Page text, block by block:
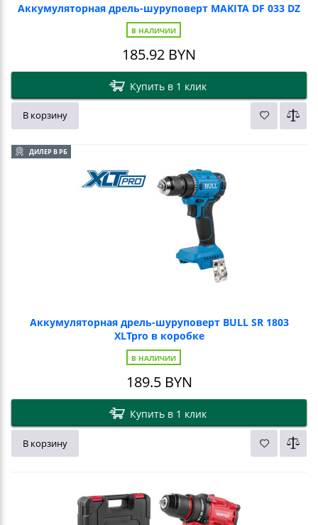
Аккумуляторная дрель-шуруповерт MAKITA DF 033 DZ
В НАЛИЧИИ
185.92 BYN
Купить в 1 клик
В корзину
ДИЛЕР В РБ
Аккумуляторная дрель-шуруповерт BULL SR 1803
XLTpro в коробке
В НАЛИЧИИ
189.5BYN
Купить в 1 клик
В корзину